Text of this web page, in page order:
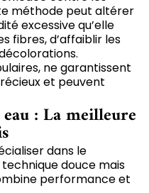
méthode peut altérer
excessive qu’elle
fibres, d’affaiblir les
ne garantissent
et peuvent
: La meilleure
dans le
douce mais
performance et